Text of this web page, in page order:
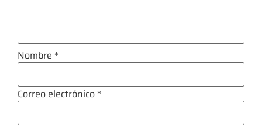
Nombre *
Correo electrónico *